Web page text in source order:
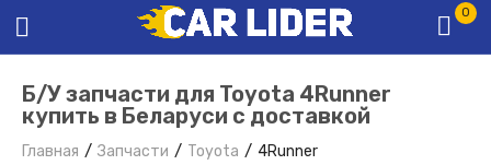
0
Б/У запчасти для Toyota 4Runner
купить в Беларуси с доставкой
Главная Запчасти Toyota 4Runner